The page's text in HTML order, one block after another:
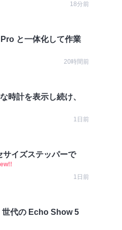
18分前
と一体化して作業
20時間前
時計を表示し続け、
1日前
サイズステッパーで
1日前
世代の Echo Show 5